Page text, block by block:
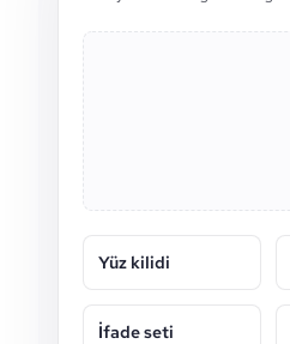
Yüz kilidi
İfade seti